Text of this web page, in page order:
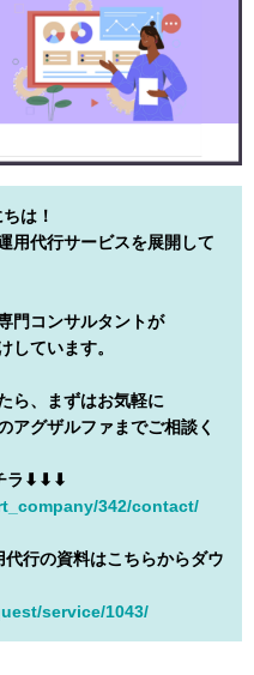
は！
用代行サービスを展開して
門コンサルタントが
ています。
ら、まずはお気軽に
アグザルファまでご相談く
ラ⬇︎⬇︎⬇︎
342/contact/
行の資料はこちらからダウ
service/1043/